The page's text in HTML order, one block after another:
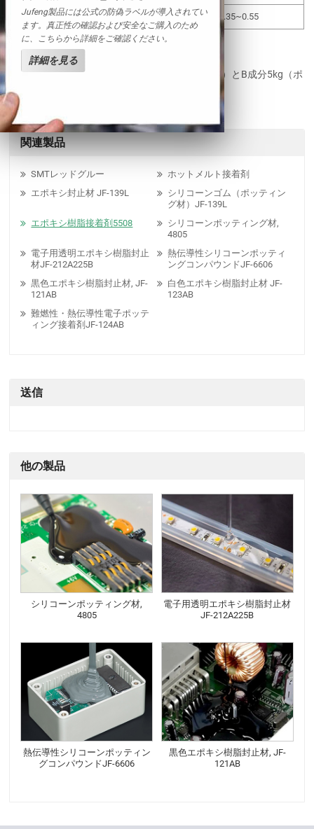
収縮率 (%) GB/T 15585-1995 0.35~0.55
梱包:
包装仕様は1セット30kgで、A成分25kg（樽入り）とB成分5kg（ポ
ット入り）です。
関連製品
SMTレッドグルー
ホットメルト接着剤
エポキシ封止材 JF-139L
シリコーンゴム（ポッティン
グ材）JF-139L
エポキシ樹脂接着剤5508
シリコーンポッティング材,
4805
電子用透明エポキシ樹脂封止
材JF-212A225B
熱伝導性シリコーンポッティ
ングコンパウンドJF-6606
黒色エポキシ樹脂封止材, JF-
121AB
白色エポキシ樹脂封止材 JF-
123AB
難燃性・熱伝導性電子ポッテ
ィング接着剤JF-124AB
送信
他の製品
シリコーンポッティング材,
4805
電子用透明エポキシ樹脂封止材
JF-212A225B
熱伝導性シリコーンポッティン
グコンパウンドJF-6606
黒色エポキシ樹脂封止材, JF-
121AB
Jufeng製品には公式の防偽ラベルが導入されてい
ます。真正性の確認および安全なご購入のため
に、こちらから詳細をご確認ください。
詳細を見る